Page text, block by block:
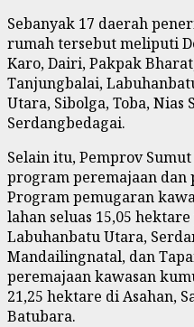
Sebanyak 17 daerah
rumah tersebut meliputi
Karo, Dairi, Pakpak
Tanjungbalai,
Utara, Sibolga, Toba, Nias
Serdangbedagai.
Selain itu, Pemprov
program peremajaan dan
Program pemugaran
lahan seluas 15,05
Labuhanbatu Utara,
Mandailingnatal, dan
peremajaan kawasan
21,25 hektare di Asahan,
Batubara.